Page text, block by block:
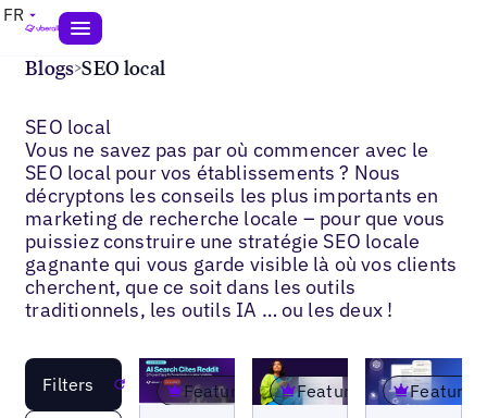
FR
Blogs>SEO local
SEO local
Vous ne savez pas par où commencer avec le
SEO local pour vos établissements ? Nous
décryptons les conseils les plus importants en
marketing de recherche locale – pour que vous
puissiez construire une stratégie SEO locale
gagnante qui vous garde visible là où vos clients
cherchent, que ce soit dans les outils
traditionnels, les outils IA … ou les deux !
Filters Reset Featured
Featured
Featured